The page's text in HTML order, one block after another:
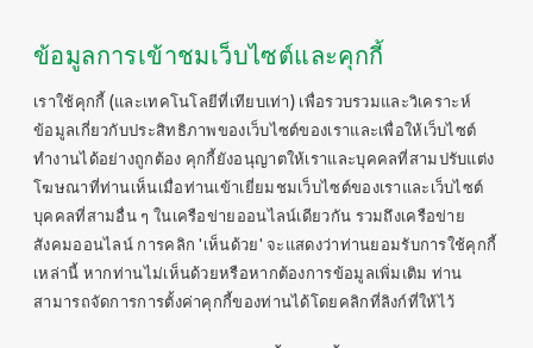
ข้อมูลการเข้าชมเว็บไซต์และคุกกี้
เราใช้คุกกี้ (และเทคโนโลยีที่เทียบเท่า) เพื่อรวบรวมและวิเคราะห์
ข้อมูลเกี่ยวกับประสิทธิภาพของเว็บไซต์ของเราและเพื่อให้เว็บไซต์
ทำงานได้อย่างถูกต้อง คุกกี้ยังอนุญาตให้เราและบุคคลที่สามปรับแต่ง
โฆษณาที่ท่านเห็นเมื่อท่านเข้าเยี่ยมชมเว็บไซต์ของเราและเว็บไซต์
บุคคลที่สามอื่น ๆ ในเครือข่ายออนไลน์เดียวกัน รวมถึงเครือข่าย
สังคมออนไลน์ การคลิก 'เห็นด้วย' จะแสดงว่าท่านยอมรับการใช้คุกกี้
เหล่านี้ หากท่านไม่เห็นด้วยหรือหากต้องการข้อมูลเพิ่มเติม ท่าน
สามารถจัดการการตั้งค่าคุกกี้ของท่านได้โดยคลิกที่ลิงก์ที่ให้ไว้